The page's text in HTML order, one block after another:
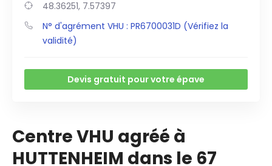
48.36251, 7.57397
N° d'agrément VHU : PR6700031D (Vérifiez la
validité)
Devis gratuit pour votre épave
Centre VHU agréé à
HUTTENHEIM dans le 67